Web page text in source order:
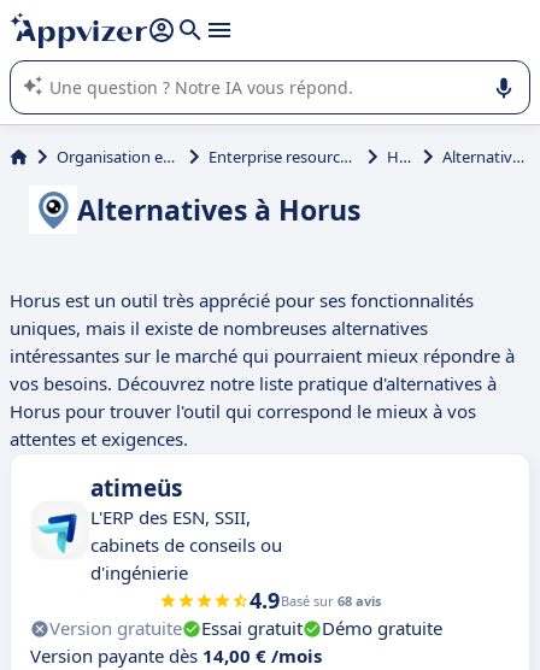
répondre (plusieurs lignes avec
L'IA de Appvizer vous guide dans l'utilisation ou la sélection de
logiciel SaaS en entreprise.
Organisation et planification Enterprise resource planning (ERP) Horus Alternatives à Horus
Alternatives à Horus
Horus est un outil très apprécié pour ses fonctionnalités
uniques, mais il existe de nombreuses alternatives
intéressantes sur le marché qui pourraient mieux répondre à
vos besoins. Découvrez notre liste pratique d'alternatives à
Horus pour trouver l'outil qui correspond le mieux à vos
attentes et exigences.
atimeüs
L'ERP des ESN, SSII,
cabinets de conseils ou
d'ingénierie
4.9Basé sur 68 avis
Version gratuite Essai gratuit
Démo gratuite
Version payante dès 14,00 € /mois